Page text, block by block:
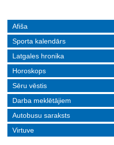
Afiša
Sporta kalendārs
Latgales hronika
Horoskops
Sēru vēstis
Darba meklētājiem
Autobusu saraksts
Virtuve